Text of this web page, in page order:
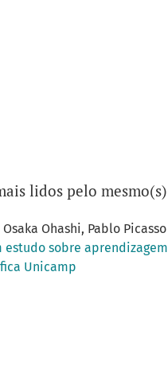
lidos pelo
Ohashi, Pablo
estudo sobre
Unicamp